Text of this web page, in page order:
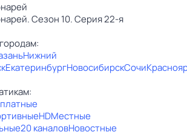
Сезон 10. Серия 22-я
Нижний
ЕкатеринбургНовосибирскСочи
HDМестные
20 каналовНовостные